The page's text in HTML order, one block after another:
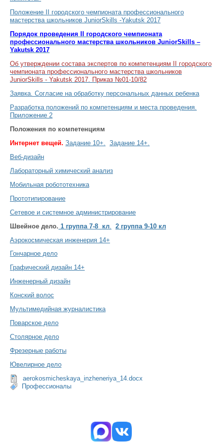
Положение II городского чемпионата профессионального
мастерства школьников JuniorSkills -Yakutsk 2017
Порядок проведения II городского чемпионата
профессионального мастерства школьников JuniorSkills –
Yakutsk 2017
Об утверждении состава экспертов по компетенциям II городского
чемпионата профессионального мастерства школьников
JuniorSkills - Yakutsk 2017. Приказ №01-10/82
Заявка. Согласие на обработку персональных данных ребенка
Разработка положений по компетенциям и места проведения.
Приложение 2
Положения по компетенциям
Интернет вещей. Задание 10+.
Задание 14+.
Веб-дизайн
Лабораторный химический анализ
Мобильная робототехника
Прототипирование
Сетевое и системное администрирование
Швейное дело. 1 группа 7-8 кл
2 группа 9-10 кл
Аэрокосмическая инженерия 14+
Гончарное дело
Графический дизайн 14+
Инженерный дизайн
Конский волос
Мультимедийная журналистика
Поварское дело
Столярное дело
Фрезерные работы
Ювелирное дело
aerokosmicheskaya_inzheneriya_14.docx
Профессионалы